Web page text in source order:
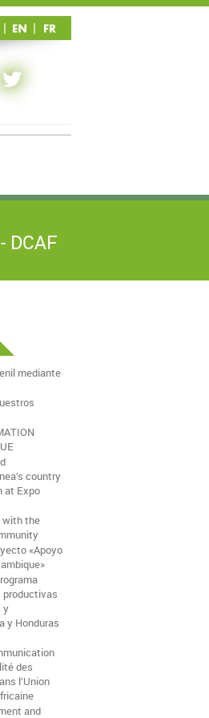
| |
DCAF
mediante
country
at Expo
with the
«Apoyo
productivas
y
y Honduras
des
l’Union
and